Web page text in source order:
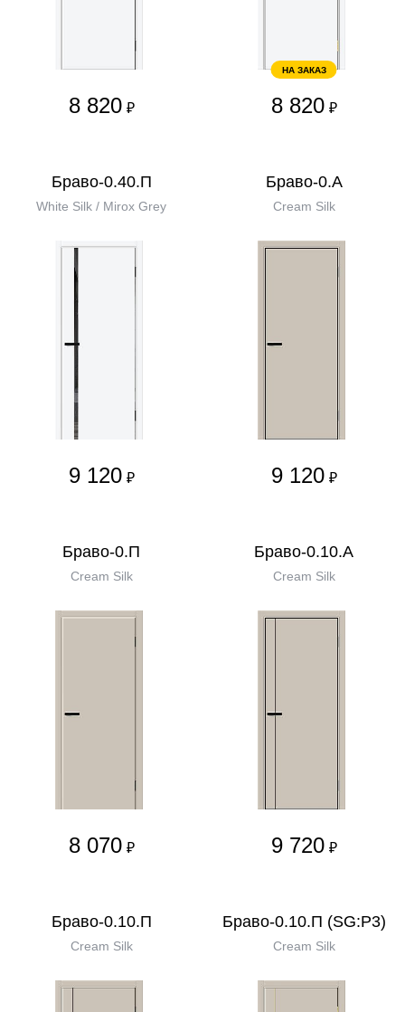
8 820 ₽
НА ЗАКАЗ
8 820 ₽
Браво-0.40.П
White Silk / Mirox Grey
9 120 ₽
Браво-0.А
Cream Silk
9 120 ₽
Браво-0.П
Cream Silk
8 070 ₽
Браво-0.10.А
Cream Silk
9 720 ₽
Браво-0.10.П
Cream Silk
Браво-0.10.П (SG:P3)
Cream Silk